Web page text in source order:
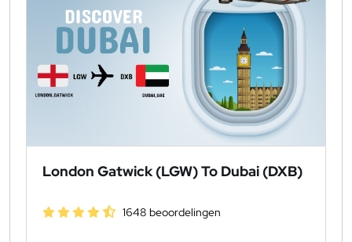
London Gatwick (LGW) To Dubai (DXB)
1648 beoordelingen